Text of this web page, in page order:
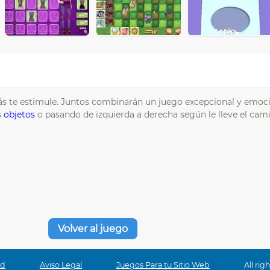
te estimule. Juntos combinarán un juego excepcional y
objetoso pasando de izquierda a derecha según le lleve el
Volver al juego
Aviso Legal Juegos Para tu Sitio Web All